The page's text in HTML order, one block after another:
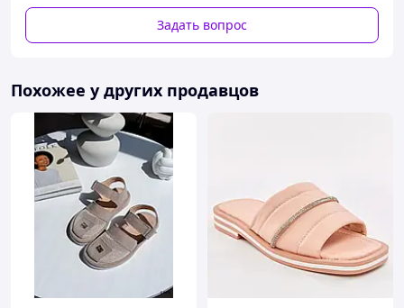
Для швидкої відповіді та зручності пишіть нам на
Задать вопрос
Похожее у других продавцов